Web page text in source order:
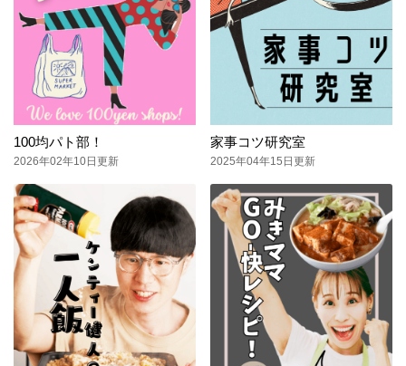
100均パト部！
2026年02年10日更新
家事コツ研究室
2025年04年15日更新